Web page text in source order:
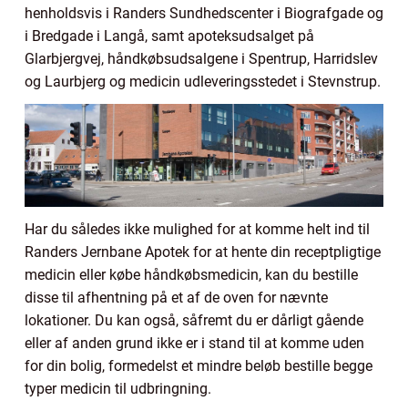
henholdsvis i Randers Sundhedscenter i Biografgade og
i Bredgade i Langå, samt apoteksudsalget på
Glarbjergvej, håndkøbsudsalgene i Spentrup, Harridslev
og Laurbjerg og medicin udleveringsstedet i Stevnstrup.
Har du således ikke mulighed for at komme helt ind til
Randers Jernbane Apotek for at hente din receptpligtige
medicin eller købe håndkøbsmedicin, kan du bestille
disse til afhentning på et af de oven for nævnte
lokationer. Du kan også, såfremt du er dårligt gående
eller af anden grund ikke er i stand til at komme uden
for din bolig, formedelst et mindre beløb bestille begge
typer medicin til udbringning.